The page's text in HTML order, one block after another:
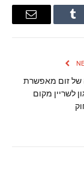
Tumblr
Email
של זום מאפשרת
לשריין מקום